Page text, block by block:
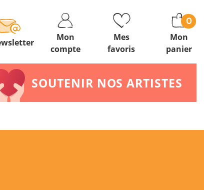
Mon
compte
Mes
favoris
Mon
panier
0
SOUTENIR NOS ARTISTES